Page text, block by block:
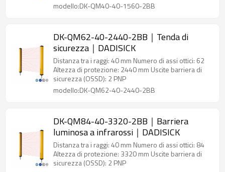
modello:DK-QM40-40-1560-2BB
DK-QM62-40-2440-2BB｜Tenda di
sicurezza｜DADISICK
Distanza tra i raggi: 40 mm Numero di assi ottici: 62
Altezza di protezione: 2440 mm Uscite barriera di
sicurezza (OSSD): 2 PNP
modello:DK-QM62-40-2440-2BB
DK-QM84-40-3320-2BB｜Barriera
luminosa a infrarossi｜DADISICK
Distanza tra i raggi: 40 mm Numero di assi ottici: 84
Altezza di protezione: 3320 mm Uscite barriera di
sicurezza (OSSD): 2 PNP